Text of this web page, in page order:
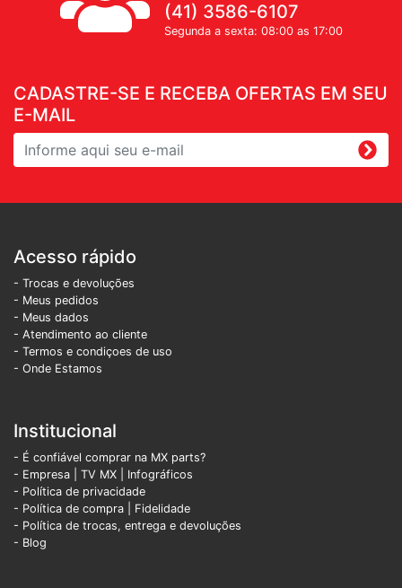
CADASTRE-SE E RECEBA OFERTAS EM SEU
E-MAIL
(41) 3586-6107
Segunda a sexta: 08:00 as 17:00
Acesso rápido
- Trocas e devoluções
- Meus pedidos
- Meus dados
- Atendimento ao cliente
- Termos e condiçoes de uso
- Onde Estamos
Institucional
- É confiável comprar na MX parts?
- Empresa
TV MX
Infográficos
- Política de privacidade
- Política de compra | Fidelidade
- Política de trocas, entrega e devoluções
- Blog